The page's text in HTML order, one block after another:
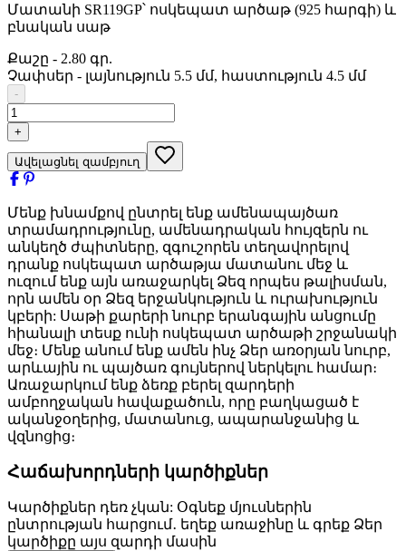
Մատանի SR119GP՝ ոսկեպատ արծաթ (925 հարգի) և
բնական սաթ
Քաշը - 2.80 գր.
Չափսեր - լայնություն 5.5 մմ, հաստություն 4.5 մմ
-
+
Ավելացնել զամբյուղ
Մենք խնամքով ընտրել ենք ամենապայծառ
տրամադրությունը, ամենադրական հույզերն ու
անկեղծ ժպիտները, զգուշորեն տեղավորելով
դրանք ոսկեպատ արծաթյա մատանու մեջ և
ուզում ենք այն առաջարկել Ձեզ որպես թալիսման,
որն ամեն օր Ձեզ երջանկություն և ուրախություն
կբերի: Սաթի քարերի նուրբ երանգային անցումը
հիանալի տեսք ունի ոսկեպատ արծաթի շրջանակի
մեջ։ Մենք անում ենք ամեն ինչ Ձեր առօրյան նուրբ,
արևային ու պայծառ գույներով ներկելու համար։
Առաջարկում ենք ձեռք բերել զարդերի
ամբողջական հավաքածուն, որը բաղկացած է
ականջօղերից, մատանուց, ապարանջանից և
վզնոցից։
Հաճախորդների կարծիքներ
Կարծիքներ դեռ չկան: Օգնեք մյուսներին
ընտրության հարցում․ եղեք առաջինը և գրեք Ձեր
կարծիքը այս զարդի մասին